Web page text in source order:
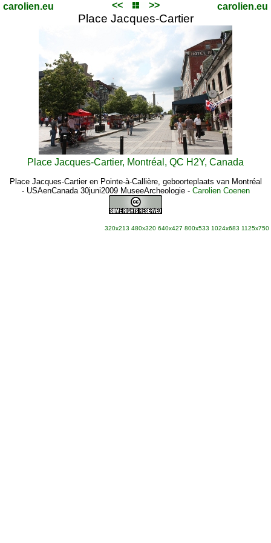
carolien.eu << >> carolien.eu
Place Jacques-Cartier
Place Jacques-Cartier, Montréal, QC H2Y, Canada
Place Jacques-Cartier en Pointe-à-Callière, geboorteplaats van Montréal
- USAenCanada 30juni2009 MuseeArcheologie- Carolien Coenen
320x213 480x320 640x427 800x533 1024x683 1125x750